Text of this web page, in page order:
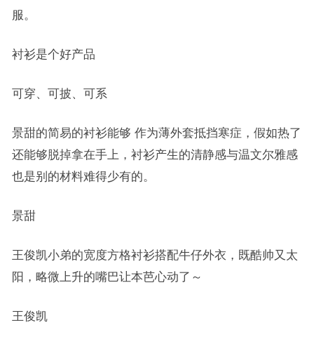
服。
衬衫是个好产品
可穿、可披、可系
景甜的简易的衬衫能够 作为薄外套抵挡寒症，假如热了
还能够脱掉拿在手上，衬衫产生的清静感与温文尔雅感
也是别的材料难得少有的。
景甜
王俊凯小弟的宽度方格衬衫搭配牛仔外衣，既酷帅又太
阳，略微上升的嘴巴让本芭心动了～
王俊凯